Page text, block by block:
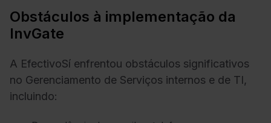
Obstáculos à implementação da
InvGate
A EfectivoSí enfrentou obstáculos significativos
no Gerenciamento de Serviços internos e de TI,
incluindo: